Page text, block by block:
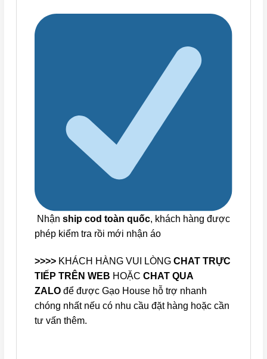
Nhận ship cod toàn quốc, khách hàng được
phép kiểm tra rồi mới nhận áo
>>>>KHÁCH HÀNG VUI LÒNG CHAT TRỰC
TIẾP TRÊN WEB HOẶC CHAT QUA
ZALOđể được Gạo House hỗ trợ nhanh
chóng nhất nếu có nhu cầu đặt hàng hoặc cần
tư vấn thêm.